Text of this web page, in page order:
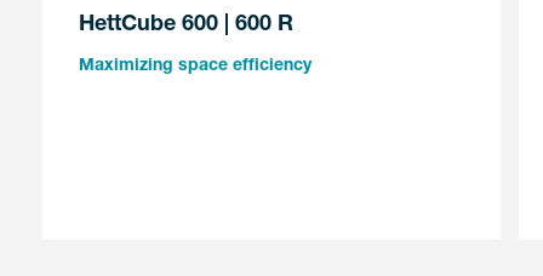
HettCube 600 | 600 R
Maximizing space efficiency